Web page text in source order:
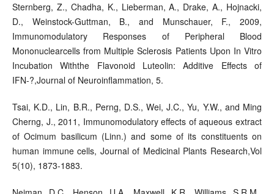
Sternberg, Z., Chadha, K., Lieberman, A., Drake, A., Hojnacki,
D., Weinstock-Guttman, B., and Munschauer, F., 2009,
Immunomodulatory Responses of Peripheral Blood
Mononuclearcells from Multiple Sclerosis Patients Upon In Vitro
Incubation Withthe Flavonoid Luteolin: Additive Effects of
IFN-?,Journal of Neuroinflammation, 5.
Tsai, K.D., Lin, B.R., Perng, D.S., Wei, J.C., Yu, Y.W., and Ming
Cherng, J., 2011, Immunomodulatory effects of aqueous extract
of Ocimum basilicum (Linn.) and some of its constituents on
human immune cells, Journal of Medicinal Plants Research,Vol
5(10), 1873-1883.